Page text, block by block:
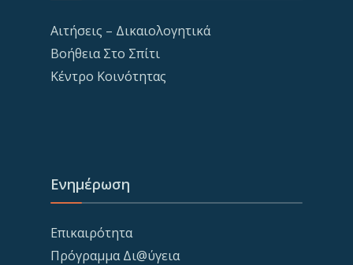
Αιτήσεις – Δικαιολογητικά
Βοήθεια Στο Σπίτι
Κέντρο Κοινότητας
Ενημέρωση
Επικαιρότητα
Πρόγραμμα Δι@ύγεια